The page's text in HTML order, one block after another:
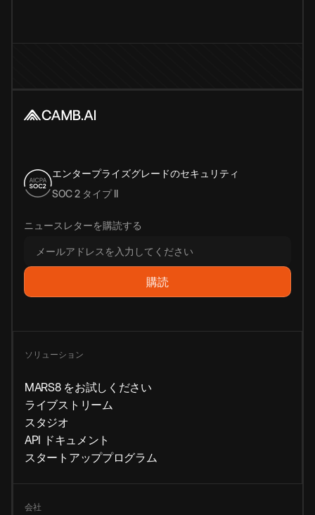
エンタープライズグレードのセキュリティ
SOC 2 タイプ II
ニュースレターを購読する
ソリューション
MARS8 をお試しください
ライブストリーム
スタジオ
API ドキュメント
スタートアッププログラム
会社